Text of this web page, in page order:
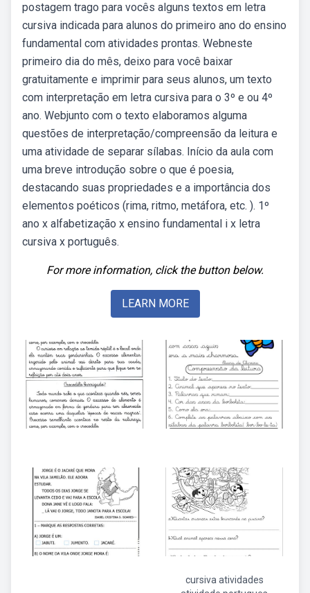
postagem trago para vocês alguns textos em letra
cursiva indicada para alunos do primeiro ano do ensino
fundamental com atividades prontas. Webneste
primeiro dia do mês, deixo para você baixar
gratuitamente e imprimir para seus alunos, um texto
com interpretação em letra cursiva para o 3º e ou 4º
ano. Webjunto com o texto elaboramos alguma
questões de interpretação/compreensão da leitura e
uma atividade de separar sílabas. Início da aula com
uma breve introdução sobre o que é poesia,
destacando suas propriedades e a importância dos
elementos poéticos (rima, ritmo, metáfora, etc. ). 1º
ano x alfabetização x ensino fundamental i x letra
cursiva x português.
For more information, click the button below.
LEARN MORE
cursiva atividades